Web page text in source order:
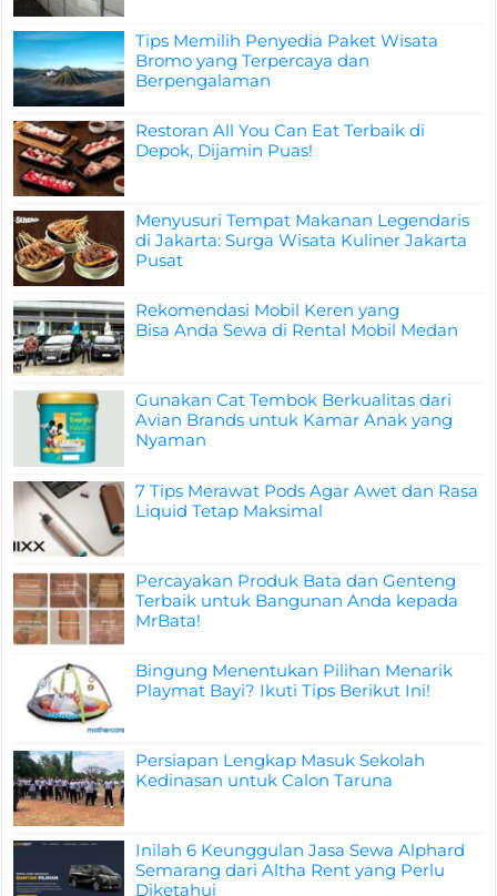
Tips Memilih Penyedia Paket Wisata
Bromo yang Terpercaya dan
Berpengalaman
Restoran All You Can Eat Terbaik di
Depok, Dijamin Puas!
Menyusuri Tempat Makanan Legendaris
di Jakarta: Surga Wisata Kuliner Jakarta
Pusat
Rekomendasi Mobil Keren yang
Bisa Anda Sewa di Rental Mobil Medan
Gunakan Cat Tembok Berkualitas dari
Avian Brands untuk Kamar Anak yang
Nyaman
7 Tips Merawat Pods Agar Awet dan Rasa
Liquid Tetap Maksimal
Percayakan Produk Bata dan Genteng
Terbaik untuk Bangunan Anda kepada
MrBata!
Bingung Menentukan Pilihan Menarik
Playmat Bayi? Ikuti Tips Berikut Ini!
Persiapan Lengkap Masuk Sekolah
Kedinasan untuk Calon Taruna
Inilah 6 Keunggulan Jasa Sewa Alphard
Semarang dari Altha Rent yang Perlu
Diketahui